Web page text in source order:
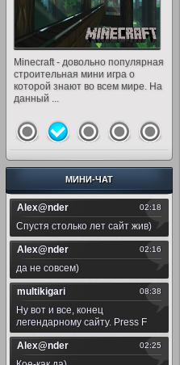
Растения против Зомби 2:
Самое время / Plants vs Zombies
2: It’s About Time – продолжение
попул...
Minecraft - довольно популярная
строительная мини игра о
которой знают во всем мире. На
данный ...
В NFS снова наступил день. Все
пути, все направления открыты
для вас. В ''Need for Speed: Most
...
Получившая титул 'Игра года' от
более, чем 50 изданий,
дебютная игра от Valve
смешивает экшн, п...
Наша рыбалка - представляет
собой отличный симулятор
рыбалки с очень реалистичной
игровой атмос...
МИНИ-ЧАТ